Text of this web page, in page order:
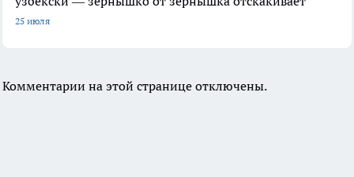
25 июля
Комментарии на этой странице отключены.